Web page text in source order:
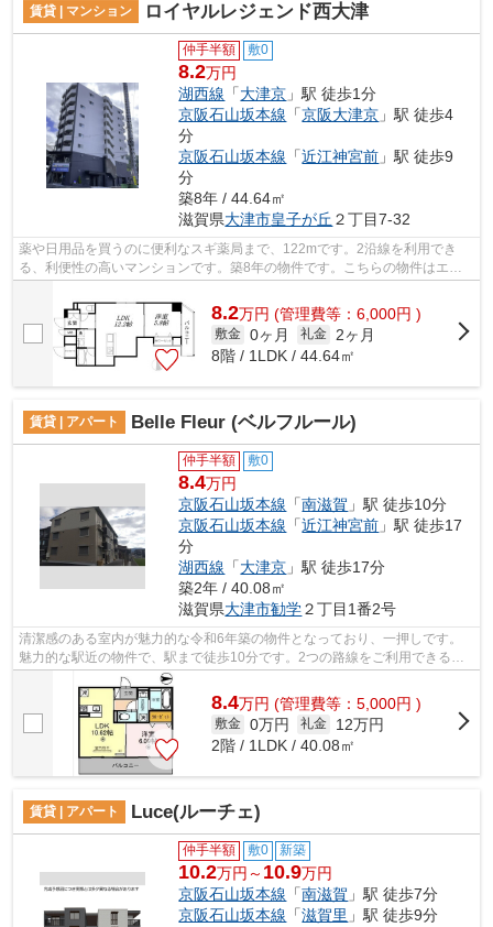
賃貸 | マンション ロイヤルレジェンド西大津
仲手半額 敷0
8.2万円
湖西線 「大津京 」駅 徒歩1分
京阪石山坂本線 「京阪大津京 」駅 徒歩4
分
京阪石山坂本線 「近江神宮前 」駅 徒歩9
分
築8年 / 44.64㎡
滋賀県大津市皇子が丘 ２丁目7-32
薬や日用品を買うのに便利なスギ薬局まで、122mです。2沿線を利用でき
る、利便性の高いマンションです。築8年の物件です。こちらの物件はエレ
8.2万円 (管理費等：6,000円 )
敷金 0ヶ月 礼金
2ヶ月
8階 / 1LDK / 44.64㎡
賃貸 | アパート Belle Fleur (ベルフルール)
仲手半額 敷0
8.4万円
京阪石山坂本線 「南滋賀 」駅 徒歩10分
京阪石山坂本線 「近江神宮前 」駅 徒歩17
分
湖西線 「大津京 」駅 徒歩17分
築2年 / 40.08㎡
滋賀県大津市勧学２丁目1番2号
清潔感のある室内が魅力的な令和6年築の物件となっており、一押しです。
魅力的な駅近の物件で、駅まで徒歩10分です。2つの路線をご利用できる場
所にあり、アクセスはとても便利です。...
8.4万円 (管理費等：5,000円 )
敷金 0万円 礼金
12万円
2階 / 1LDK / 40.08㎡
賃貸 | アパート Luce(ルーチェ)
仲手半額 敷0 新築
10.2万円～ 10.9万円
京阪石山坂本線 「南滋賀 」駅 徒歩7分
京阪石山坂本線 「滋賀里 」駅 徒歩9分